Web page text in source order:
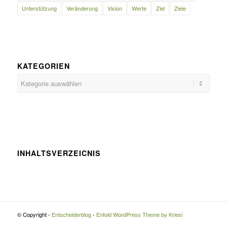
Unterstützung Veränderung Vision Werte Ziel Ziele
KATEGORIEN
INHALTSVERZEICNIS
© Copyright - Entscheiderblog- Enfold WordPress Theme by Kriesi